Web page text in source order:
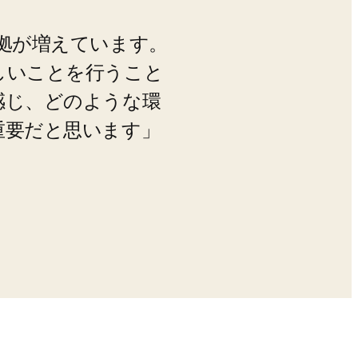
増えています。
ことを行うこと
、どのような環
だと思います